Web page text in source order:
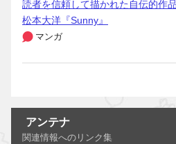
読者を信頼して描かれた自伝的作品
松本大洋『Sunny』
マンガ
アンテナ
関連情報へのリンク集